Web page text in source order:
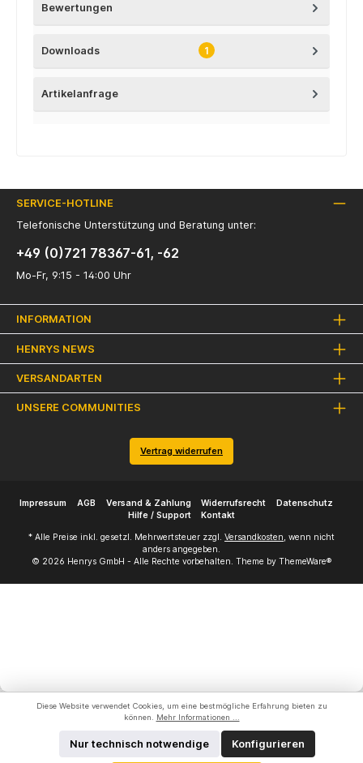
Bewertungen
Downloads 1
Artikelanfrage
SERVICE-HOTLINE
Telefonische Unterstützung und Beratung unter:
+49 (0)721 78367-61, -62
Mo-Fr, 9:15 - 14:00 Uhr
INFORMATION
HENRYS NEWS
VERSANDARTEN
UNSERE COMMUNITIES
Vertrag widerrufen
Impressum AGB Versand & Zahlung Widerrufsrecht
Datenschutz
Hilfe / Support
Kontakt
* Alle Preise inkl. gesetzl. Mehrwertsteuer zzgl. Versandkosten, wenn nicht
anders angegeben.
© 2026 Henrys GmbH - Alle Rechte vorbehalten. Theme by ThemeWare®
Diese Website verwendet Cookies, um eine bestmögliche Erfahrung bieten zu
können.
Mehr Informationen ...
Nur technisch notwendige Konfigurieren